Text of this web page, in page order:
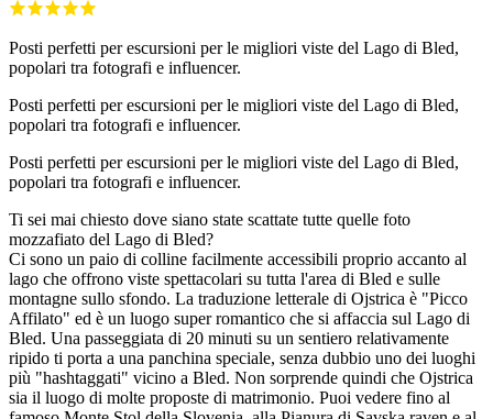
Posti perfetti per escursioni per le migliori viste del Lago di Bled,
popolari tra fotografi e influencer.
Posti perfetti per escursioni per le migliori viste del Lago di Bled,
popolari tra fotografi e influencer.
Posti perfetti per escursioni per le migliori viste del Lago di Bled,
popolari tra fotografi e influencer.
Ti sei mai chiesto dove siano state scattate tutte quelle foto
mozzafiato del Lago di Bled?
Ci sono un paio di colline facilmente accessibili proprio accanto al
lago che offrono viste spettacolari su tutta l'area di Bled e sulle
montagne sullo sfondo. La traduzione letterale di Ojstrica è "Picco
Affilato" ed è un luogo super romantico che si affaccia sul Lago di
Bled. Una passeggiata di 20 minuti su un sentiero relativamente
ripido ti porta a una panchina speciale, senza dubbio uno dei luoghi
più "hashtaggati" vicino a Bled. Non sorprende quindi che Ojstrica
sia il luogo di molte proposte di matrimonio. Puoi vedere fino al